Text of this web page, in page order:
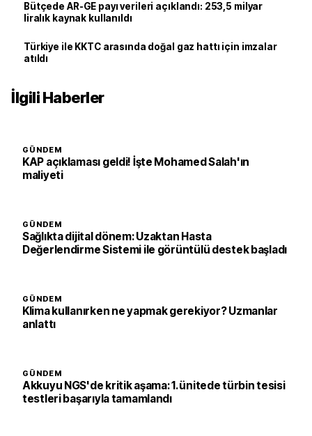
Bütçede AR-GE payı verileri açıklandı: 253,5 milyar
liralık kaynak kullanıldı
Türkiye ile KKTC arasında doğal gaz hattı için imzalar
atıldı
İlgili Haberler
GÜNDEM
KAP açıklaması geldi! İşte Mohamed Salah'ın
maliyeti
GÜNDEM
Sağlıkta dijital dönem: Uzaktan Hasta
Değerlendirme Sistemi ile görüntülü destek başladı
GÜNDEM
Klima kullanırken ne yapmak gerekiyor? Uzmanlar
anlattı
GÜNDEM
Akkuyu NGS'de kritik aşama: 1. ünitede türbin tesisi
testleri başarıyla tamamlandı